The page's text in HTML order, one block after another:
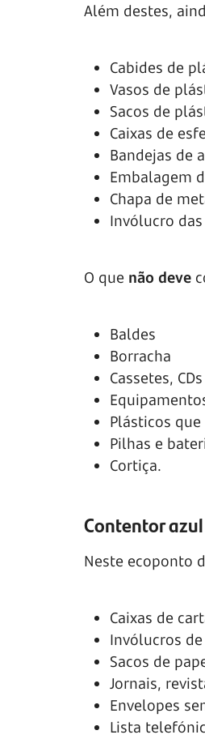
Além destes,
Cabides de
Vasos de
Sacos de
Caixas de
Bandejas de
Embalagem
Chapa de
Invólucro
O que não deve
Baldes
Borracha
Cassetes,
Plásticos
Pilhas e
Cortiça.
Contentor azul
Neste ecoponto
Caixas de
Invólucros
Sacos de
Jornais,
Envelopes
Lista